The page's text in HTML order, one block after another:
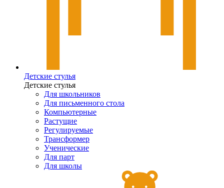
Детские стулья
Детские стулья
Для школьников
Для письменного стола
Компьютерные
Растущие
Регулируемые
Трансформер
Ученические
Для парт
Для школы